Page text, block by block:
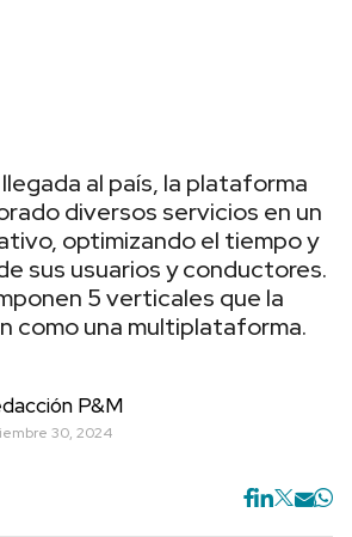
al país, la plataforma
diversos servicios en un
optimizando el tiempo y
sus usuarios y conductores.
5 verticales que la
como una multiplataforma.
P&M
30, 2024